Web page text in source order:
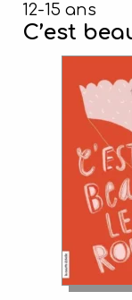
12-15 ans
C’est